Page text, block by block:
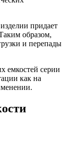
придает
образом,
и перепады
емкостей серии
как на